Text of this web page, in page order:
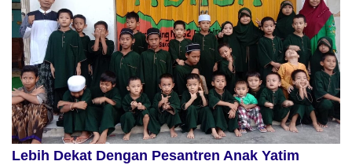
Lebih Dekat Dengan Pesantren Anak Yatim